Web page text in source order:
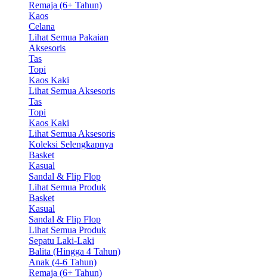
Remaja (6+ Tahun)
Kaos
Celana
Lihat Semua Pakaian
Aksesoris
Tas
Topi
Kaos Kaki
Lihat Semua Aksesoris
Tas
Topi
Kaos Kaki
Lihat Semua Aksesoris
Koleksi Selengkapnya
Basket
Kasual
Sandal & Flip Flop
Lihat Semua Produk
Basket
Kasual
Sandal & Flip Flop
Lihat Semua Produk
Sepatu Laki-Laki
Balita (Hingga 4 Tahun)
Anak (4-6 Tahun)
Remaja (6+ Tahun)